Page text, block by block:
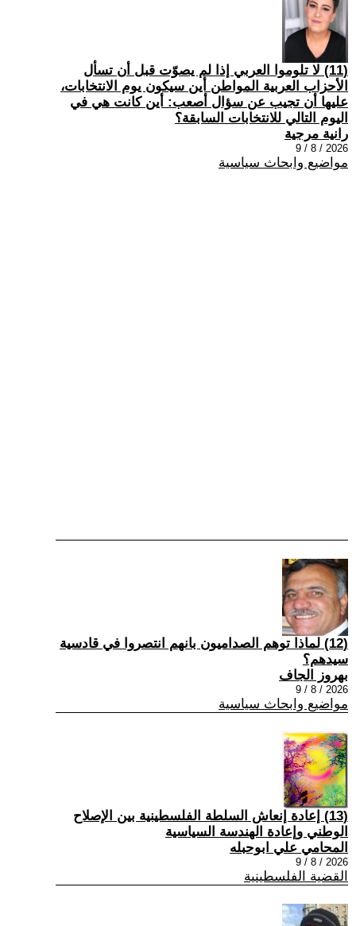
(11) لا تلوموا العربي إذا لم يصوّت قبل أن تسأل
الأحزاب العربية المواطن أين سيكون يوم الانتخابات،
عليها أن تجيب عن سؤال أصعب: أين كانت هي في
اليوم التالي للانتخابات السابقة؟
رانية مرجية
2026 / 8 / 9
مواضيع وابحاث سياسية
(12) ‏لماذا توهم الصداميون بانهم انتصروا في قادسية
سيدهم؟
بهروز الجاف
2026 / 8 / 9
مواضيع وابحاث سياسية
(13) إعادة إنعاش السلطة الفلسطينية بين الإصلاح
الوطني وإعادة الهندسة السياسية
المحامي علي ابوحبله
2026 / 8 / 9
القضية الفلسطينية